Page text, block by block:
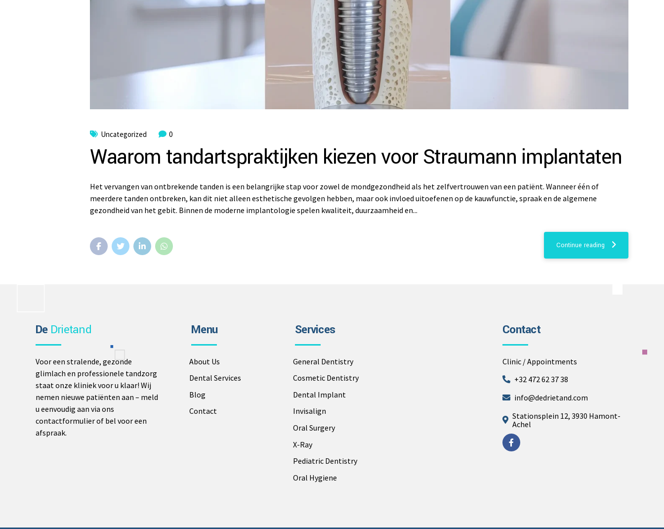
Uncategorized 0
Waarom tandartspraktijken kiezen voor Straumann implantaten
Het vervangen van ontbrekende tanden is een belangrijke stap voor zowel de mondgezondheid als het zelfvertrouwen van een patiënt. Wanneer één of
meerdere tanden ontbreken, kan dit niet alleen esthetische gevolgen hebben, maar ook invloed uitoefenen op de kauwfunctie, spraak en de algemene
gezondheid van het gebit. Binnen de moderne implantologie spelen kwaliteit, duurzaamheid en...
Continue reading
DeDrietand
Voor een stralende, gezonde
glimlach en professionele tandzorg
staat onze kliniek voor u klaar! Wij
nemen nieuwe patiënten aan – meld
u eenvoudig aan via ons
contactformulier of bel voor een
afspraak.
Menu
About Us
Dental Services
Blog
Contact
Services
General Dentistry
Cosmetic Dentistry
Dental Implant
Invisalign
Oral Surgery
X-Ray
Pediatric Dentistry
Oral Hygiene
Contact
Clinic / Appointments
+32 472 62 37 38
info@dedrietand.com
Stationsplein 12, 3930 Hamont-
Achel